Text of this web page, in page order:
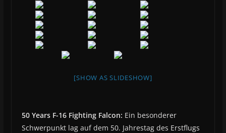
[SHOW AS SLIDESHOW]
50 Years F-16 Fighting Falcon: Ein besonderer
Schwerpunkt lag auf dem 50. Jahrestag des Erstflugs